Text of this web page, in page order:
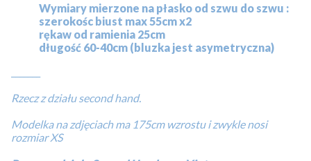
Wymiary mierzone na płasko od szwu do szwu :
szerokośc biust max 55cm x2
rękaw od ramienia 25cm
długość 60-40cm (bluzka jest asymetryczna)
Rzecz z działu second hand.
Modelka na zdjęciach ma 175cm wzrostu i zwykle nosi
rozmiar XS